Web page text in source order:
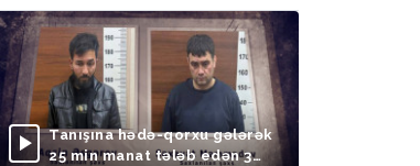
FOTO
Tanışına hədə-qorxu gələrək
25 min manat tələb edən 3